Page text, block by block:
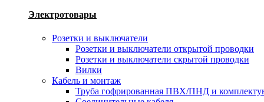
Электротовары
Розетки и выключатели
Розетки и выключатели открытой проводки
Розетки и выключатели скрытой проводки
Вилки
Кабель и монтаж
Труба гофрированная ПВХ/ПНД и